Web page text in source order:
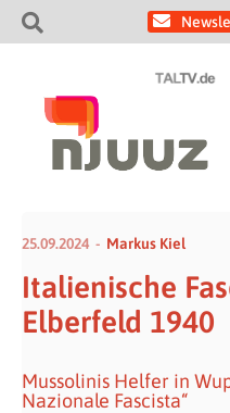
25.09.2024 Markus Kiel
Italienische
Elberfeld 1940
Mussolinis Helfer in
Nazionale Fascista“